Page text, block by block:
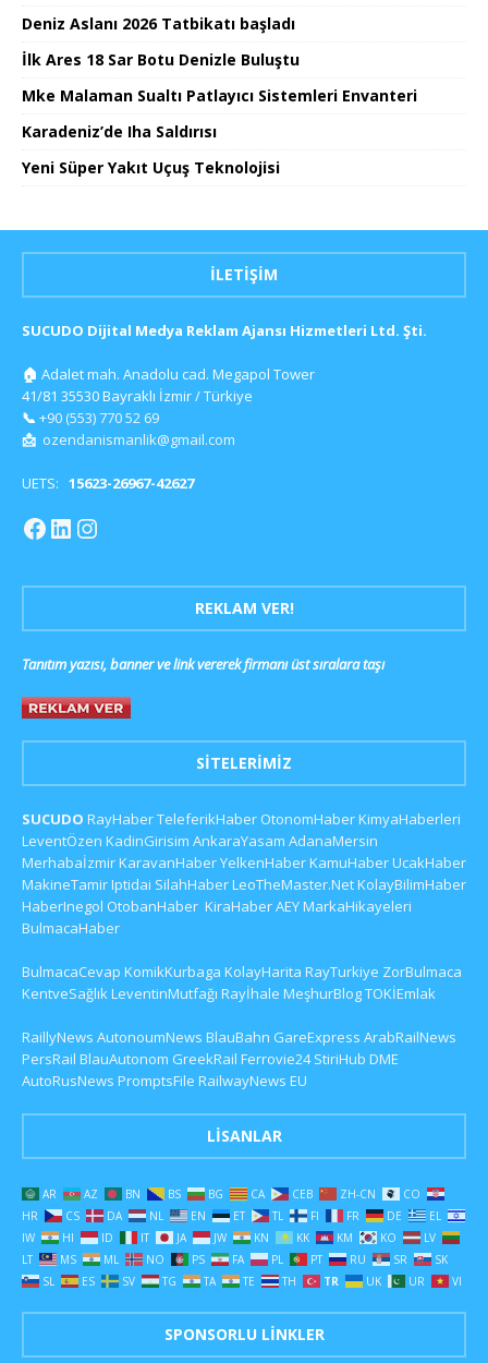
Deniz Aslanı 2026 Tatbikatı başladı
İlk Ares 18 Sar Botu Denizle Buluştu
Mke Malaman Sualtı Patlayıcı Sistemleri Envanteri
Karadeniz’de Iha Saldırısı
Yeni Süper Yakıt Uçuş Teknolojisi
İLETIŞIM
SUCUDO Dijital Medya Reklam Ajansı Hizmetleri Ltd. Şti.
🏠 Adalet mah. Anadolu cad. Megapol Tower
41/81 35530 Bayraklı İzmir / Türkiye
📞 +90 (553) 770 52 69
📩 ozendanismanlik@gmail.com
UETS: 15623-26967-42627
REKLAM VER!
Tanıtım yazısı, banner ve link vererek firmanı üst sıralara taşı
SITELERIMIZ
SUCUDO RayHaberTeleferikHaber OtonomHaberKimyaHaberleri
LeventÖzen KadinGirisim AnkaraYasam AdanaMersin
MerhabaİzmirKaravanHaberYelkenHaberKamuHaberUcakHaber
MakineTamirIptidai SilahHaberLeoTheMaster.NetKolayBilimHaber
HaberInegol OtobanHaber KiraHaberAEYMarkaHikayeleri
BulmacaHaber
BulmacaCevap KomikKurbaga KolayHarita RayTurkiye ZorBulmaca
KentveSağlıkLeventinMutfağı Rayİhale MeşhurBlogTOKİEmlak
RaillyNews AutonoumNews BlauBahn GareExpress ArabRailNews
PersRail BlauAutonom GreekRail Ferrovie24 StiriHub DME
AutoRusNews PromptsFile RailwayNews EU
LISANLAR
AR AZ BN BS BG CA CEB ZH-CN
CO
HR
CS DA NL EN ET TL FI FR DE
EL
IW
HI ID IT JA JW KN KK KM KO
LV
LT
MS ML NO PS FA PL PT RU SR
SK
SL
ES SV TG TA TE TH TR UK UR VI
SPONSORLU LINKLER